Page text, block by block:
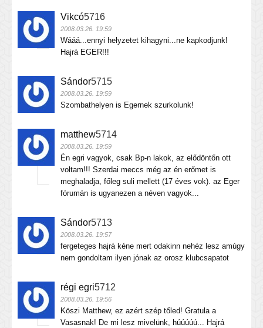
Vikcó5716
2008.03.26. 19:59
Wááá...ennyi helyzetet kihagyni...ne kapkodjunk!
Hajrá EGER!!!
Sándor5715
2008.03.26. 19:59
Szombathelyen is Egernek szurkolunk!
matthew5714
2008.03.26. 19:59
Én egri vagyok, csak Bp-n lakok, az elődöntőn ott
voltam!!! Szerdai meccs még az én erőmet is
meghaladja, főleg suli mellett (17 éves vok). az Eger
fórumán is ugyanezen a néven vagyok...
Sándor5713
2008.03.26. 19:57
fergeteges hajrá kéne mert odakinn nehéz lesz amúgy
nem gondoltam ilyen jónak az orosz klubcsapatot
régi egri5712
2008.03.26. 19:56
Köszi Matthew, ez azért szép tőled! Gratula a
Vasasnak! De mi lesz mivelünk, húúúúú... Hajrá